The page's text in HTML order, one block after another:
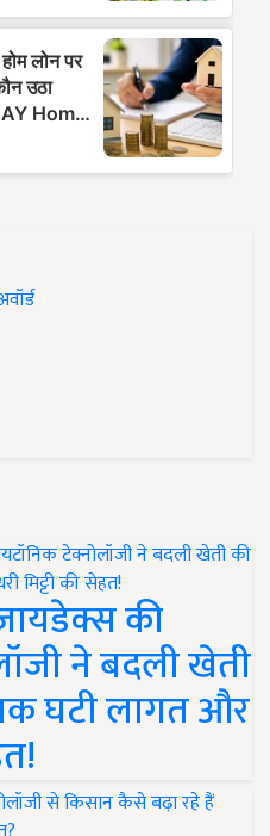
की
ने बदली खेती
घटी लागत और